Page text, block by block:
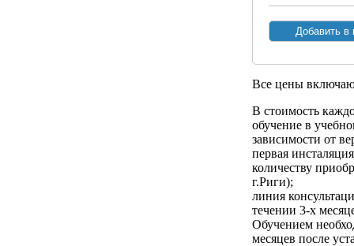
Все цены
В стоимость
обучение в
зависимости от
первая
количеству
г.Риги);
линия
течении 3-х
Обучением
месяцев после